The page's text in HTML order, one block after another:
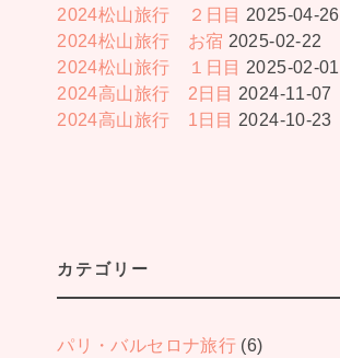
2024松山旅行 ２日目 2025-04-26
2024松山旅行 お宿 2025-02-22
2024松山旅行 １日目 2025-02-01
2024高山旅行 2日目 2024-11-07
2024高山旅行 1日目 2024-10-23
カテゴリー
パリ・バルセロナ旅行 (6)